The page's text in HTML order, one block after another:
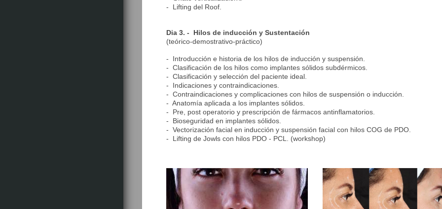
- Lifting del Roof.
Dia 3. - Hilos de inducción y Sustentación
(teórico-demostrativo-práctico)
- Introducción e historia de los hilos de inducción y suspensión.
- Clasificación de los hilos como implantes sólidos subdérmicos.
- Clasificación y selección del paciente ideal.
- Indicaciones y contraindicaciones.
- Contraindicaciones y complicaciones con hilos de suspensión o inducción.
- Anatomía aplicada a los implantes sólidos.
- Pre, post operatorio y prescripción de fármacos antinflamatorios.
- Bioseguridad en implantes sólidos.
- Vectorización facial en inducción y suspensión facial con hilos COG de PDO.
- Lifting de Jowls con hilos PDO - PCL. (workshop)